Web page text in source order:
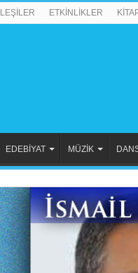
ETKİNLİKLER
EDEBİYAT MÜZİK